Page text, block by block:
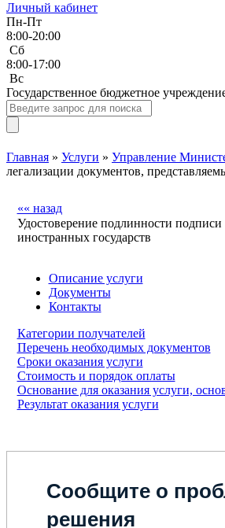
Личный кабинет
Пн-Пт
8:00-20:00
Сб
8:00-17:00
Bc
Государственное бюджетное
Главная » Услуги » Управление
легализации документов,
«« назад
Удостоверение подлинности
иностранных государств
Описание услуги
Документы
Контакты
Категории получателей
Перечень необходимых документов
Сроки оказания услуги
Стоимость и порядок оплаты
Основание для оказания услуги,
Результат оказания услуги
Сообщите о
решения